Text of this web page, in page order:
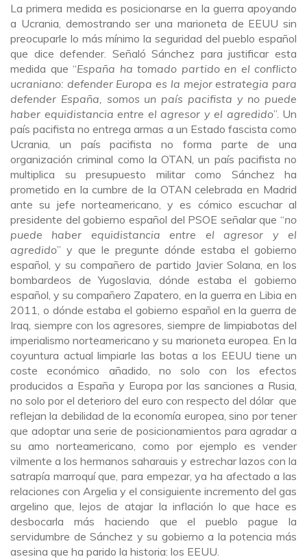
La primera medida es posicionarse en la guerra apoyando
a Ucrania, demostrando ser una marioneta de EEUU sin
preocuparle lo más mínimo la seguridad del pueblo español
que dice defender. Señaló Sánchez para justificar esta
medida que “España ha tomado partido en el conflicto
ucraniano: defender Europa es la mejor estrategia para
defender España, somos un país pacifista y no puede
haber equidistancia entre el agresor y el agredido”. Un
país pacifista no entrega armas a un Estado fascista como
Ucrania, un país pacifista no forma parte de una
organización criminal como la OTAN, un país pacifista no
multiplica su presupuesto militar como Sánchez ha
prometido en la cumbre de la OTAN celebrada en Madrid
ante su jefe norteamericano, y es cómico escuchar al
presidente del gobierno español del PSOE señalar que “no
puede haber equidistancia entre el agresor y el
agredido” y que le pregunte dónde estaba el gobierno
español, y su compañero de partido Javier Solana, en los
bombardeos de Yugoslavia, dónde estaba el gobierno
español, y su compañero Zapatero, en la guerra en Libia en
2011, o dónde estaba el gobierno español en la guerra de
Iraq, siempre con los agresores, siempre de limpiabotas del
imperialismo norteamericano y su marioneta europea. En la
coyuntura actual limpiarle las botas a los EEUU tiene un
coste económico añadido, no solo con los efectos
producidos a España y Europa por las sanciones a Rusia,
no solo por el deterioro del euro con respecto del dólar que
reflejan la debilidad de la economía europea, sino por tener
que adoptar una serie de posicionamientos para agradar a
su amo norteamericano, como por ejemplo es vender
vilmente a los hermanos saharauis y estrechar lazos con la
satrapía marroquí que, para empezar, ya ha afectado a las
relaciones con Argelia y el consiguiente incremento del gas
argelino que, lejos de atajar la inflación lo que hace es
desbocarla más haciendo que el pueblo pague la
servidumbre de Sánchez y su gobierno a la potencia más
asesina que ha parido la historia: los EEUU.